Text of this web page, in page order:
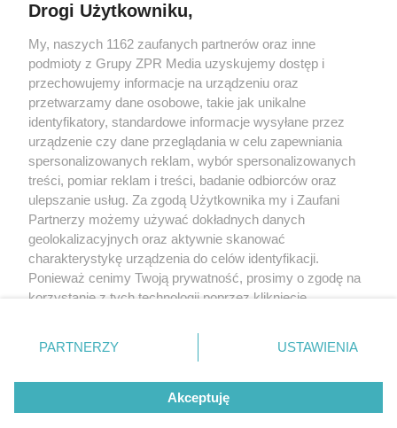
Żaden utwór zamieszczony w serwisie nie może być powielany i
rozpowszechniany lub dalej rozpowszechniany w jakikolwiek sposób (w
tym także elektroniczny lub mechaniczny) na jakimkolwiek polu
eksploatacji w jakiejkolwiek formie, włącznie z umieszczaniem w Internecie
bez pisemnej zgody właściciela praw. Jakiekolwiek użycie lub
wykorzystanie utworów w całości lub w części z naruszeniem prawa, tzn.
bez właściwej zgody, jest zabronione pod groźbą kary i może być ścigane
prawnie.
O nas
Drogi Użytkowniku,
My, naszych 1162 zaufanych partnerów oraz inne
podmioty z Grupy ZPR Media uzyskujemy dostęp i
przechowujemy informacje na urządzeniu oraz
przetwarzamy dane osobowe, takie jak unikalne
identyfikatory, standardowe informacje wysyłane przez
urządzenie czy dane przeglądania w celu zapewniania
spersonalizowanych reklam, wybór spersonalizowanych
treści, pomiar reklam i treści, badanie odbiorców oraz
ulepszanie usług. Za zgodą Użytkownika my i Zaufani
Partnerzy możemy używać dokładnych danych
geolokalizacyjnych oraz aktywnie skanować
charakterystykę urządzenia do celów identyfikacji.
Ponieważ cenimy Twoją prywatność, prosimy o zgodę na
korzystanie z tych technologii poprzez kliknięcie
zmienić/wycofać klikając przycisk ustawień prywatności
znajdujący się w lewym dolnym rogu strony
rodzaje przetwarzania danych nie wymagają zgody
użytkownika, ale masz prawo sprzeciwić się takiemu
przetwarzaniu. Preferencje będą miały zastosowanie tylko
PARTNERZY USTAWIENIA
Akceptuję